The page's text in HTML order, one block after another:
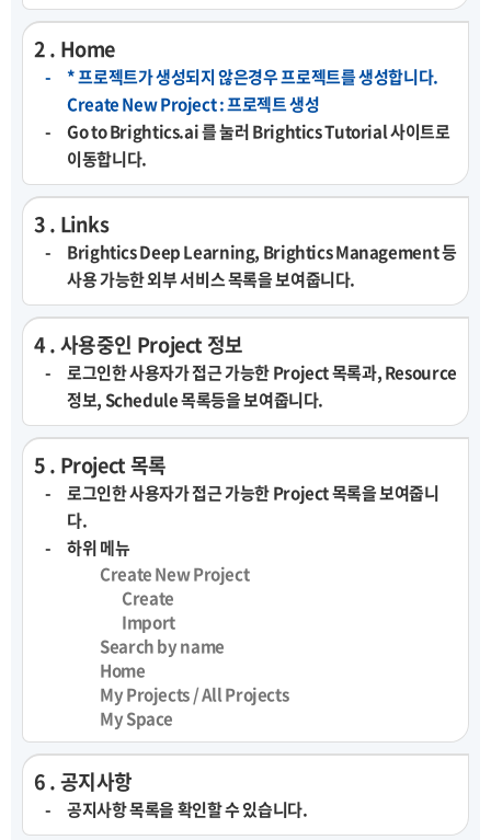
2 . Home
* 프로젝트가 생성되지 않은경우 프로젝트를 생성합니다.
Create New Project : 프로젝트 생성
Go to Brightics.ai 를 눌러 Brightics Tutorial 사이트로
이동합니다.
3 . Links
Brightics Deep Learning, Brightics Management 등
사용 가능한 외부 서비스 목록을 보여줍니다.
4 . 사용중인 Project 정보
로그인한 사용자가 접근 가능한 Project 목록과, Resource
정보, Schedule 목록등을 보여줍니다.
5 . Project 목록
로그인한 사용자가 접근 가능한 Project 목록을 보여줍니
다.
하위 메뉴
Create New Project
Create
Import
Search by name
Home
My Projects / All Projects
My Space
6 . 공지사항
공지사항 목록을 확인할 수 있습니다.